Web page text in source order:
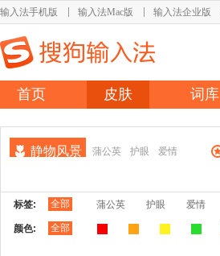
输入法手机版 输入法Mac版 输入法企业版
首页 皮肤 词库
静物风景 蒲公英 护眼 爱情
标签: 全部 蒲公英 护眼 爱情
颜色: 全部